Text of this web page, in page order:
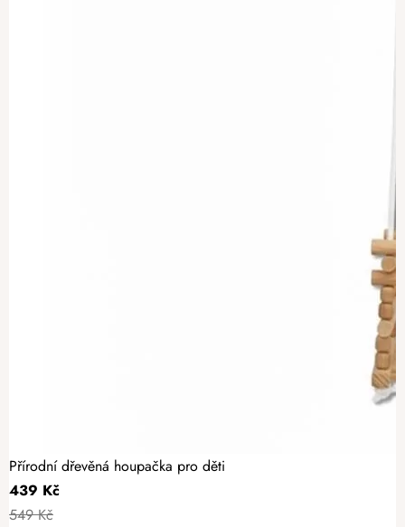
Přírodní dřevěná houpačka pro děti
439 Kč
549 Kč